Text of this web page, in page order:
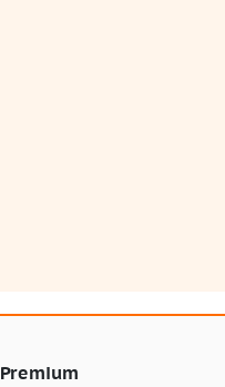
Premium